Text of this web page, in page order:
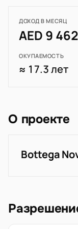
ДОХОД В МЕСЯЦ
AED 9 462
ОКУПАЕМОСТЬ
≈ 17.3 лет
О проекте
Bottega